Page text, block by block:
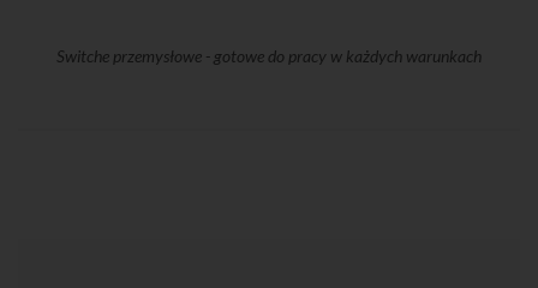
Switche przemysłowe - gotowe do pracy w każdych warunkach